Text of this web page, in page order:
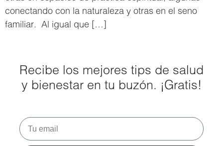
conectando con la naturaleza y otras en el seno
familiar. Al igual que […]
Recibe los mejores tips de salud
y bienestar en tu buzón. ¡Gratis!